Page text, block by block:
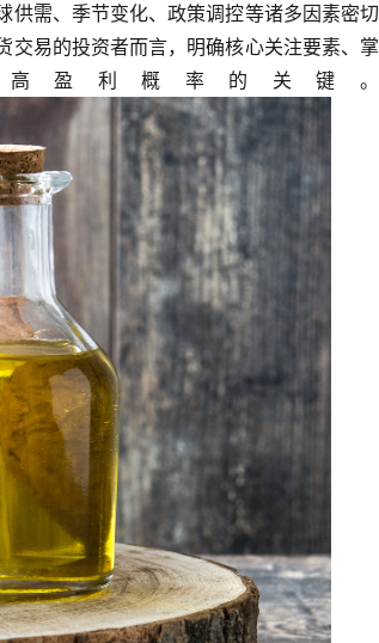
供需、季节变化、政策调控等诸多因素密切
交易的投资者而言，明确核心关注要素、掌
盈利概率的关键。